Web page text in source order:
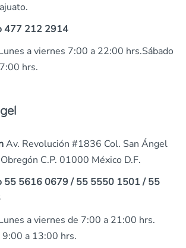
477 212 2914
a viernes 7:00 a 22:00 hrs.Sábado
hrs.
Av. Revolución #1836 Col. San Ángel
C.P. 01000 México D.F.
55 5616 0679 / 55 5550 1501 / 55
a viernes de 7:00 a 21:00 hrs.
9:00 a 13:00 hrs.